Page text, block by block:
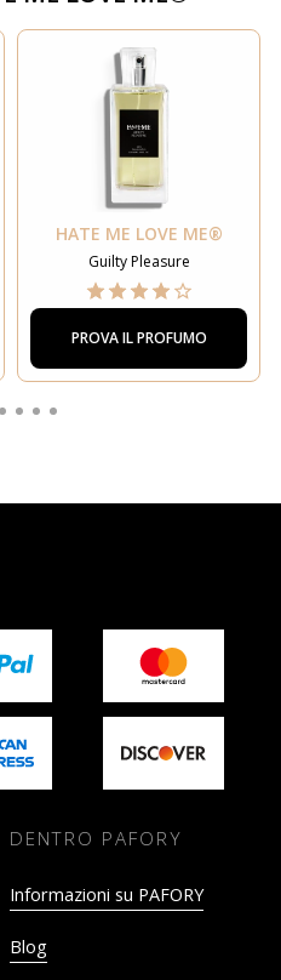
HATE ME LOVE ME®
Guilty Pleasure
PROVA IL PROFUMO
DENTRO PAFORY
Informazioni su PAFORY
Blog